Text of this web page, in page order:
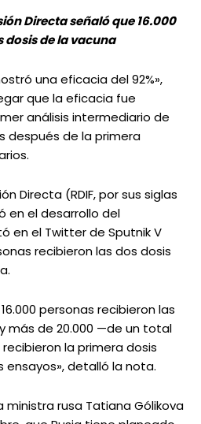
Directa señaló que 16.000
dosis de la vacuna
una eficacia del 92%»,
que la eficacia fue
análisis intermediario de
después de la primera
Directa (RDIF, por sus siglas
en el desarrollo del
en el Twitter de Sputnik V
recibieron las dos dosis
personas recibieron las
más de 20.000 —de un total
la primera dosis
detalló la nota.
ministra rusa Tatiana Gólikova